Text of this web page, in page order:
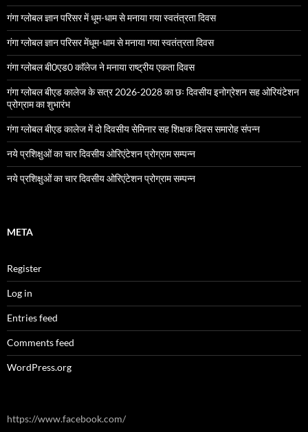
गंगा ग्लोबल ज्ञान परिसर में धूम-धाम से मनाया गया स्वतंत्रता दिवस
गंगा ग्लोबल ज्ञान परिसर मेंधूम-धाम से मनाया गया स्वतंत्रता दिवस
गंगा ग्लोबल बी0एड0 काॅलेज ने मनाया राष्ट्रीय एकता दिवस
गंगा ग्लोबल बीएड कालेज के सत्र 2026-2028 का छः दिवसीय इनोग्रेशन सह ओरियंटेशन
प्रोग्राम का शुभारंभ
गंगा ग्लोबल बीएड कालेज में दो दिवसीय सेमिनार सह शिक्षक दिवस समारोह संपन्न
नये प्रशिक्षुओं का चार दिवसीय ओरिएंटेशन प्रोग्राम सम्पन्न
नये प्रशिक्षुओं का चार दिवसीय ओरिएंटेशन प्रोग्राम सम्पन्न
META
Register
Log in
Entries feed
Comments feed
WordPress.org
https://www.facebook.com/